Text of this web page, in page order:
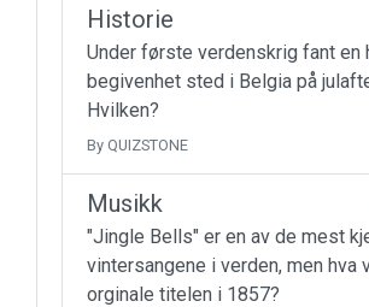
Historie
Under første verdenskrig fant en
begivenhet sted i Belgia på
Hvilken?
By QUIZSTONE
Musikk
"Jingle Bells" er en av de mest
vintersangene i verden, men hva
orginale titelen i 1857?